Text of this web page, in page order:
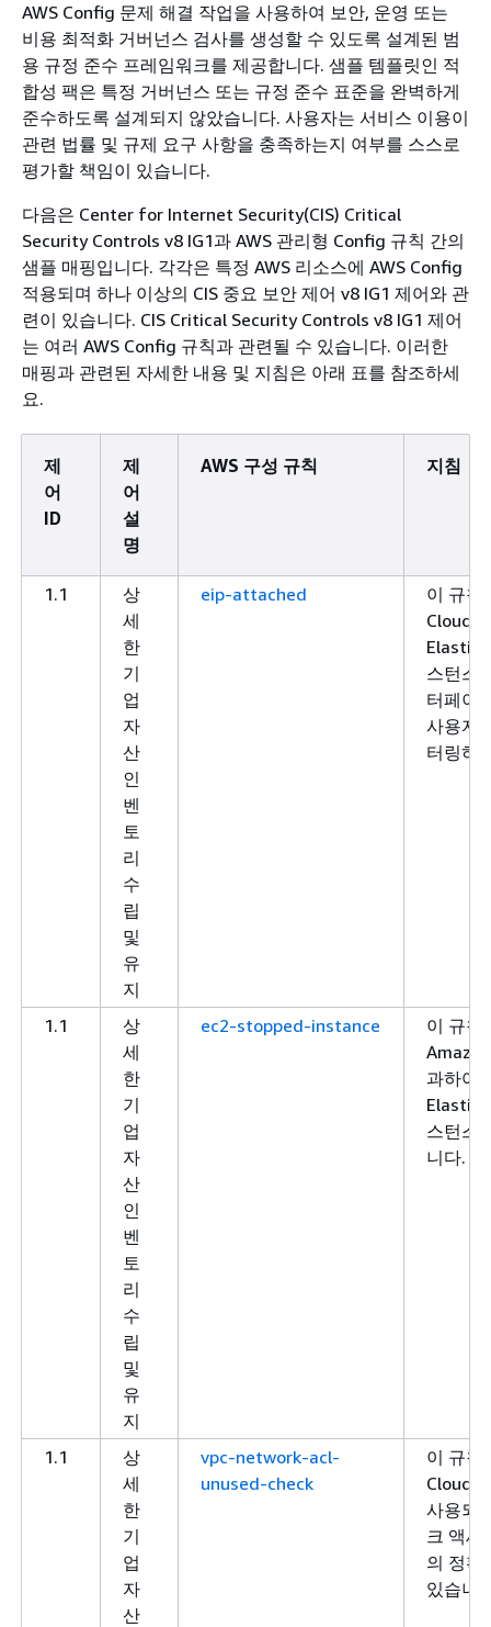
AWS Config 문제 해결 작업을 사용하여 보안, 운영 또는
비용 최적화 거버넌스 검사를 생성할 수 있도록 설계된 범
용 규정 준수 프레임워크를 제공합니다. 샘플 템플릿인 적
합성 팩은 특정 거버넌스 또는 규정 준수 표준을 완벽하게
준수하도록 설계되지 않았습니다. 사용자는 서비스 이용이
관련 법률 및 규제 요구 사항을 충족하는지 여부를 스스로
평가할 책임이 있습니다.
다음은 Center for Internet Security(CIS) Critical
Security Controls v8 IG1과 AWS 관리형 Config 규칙 간의
샘플 매핑입니다. 각각은 특정 AWS 리소스에 AWS Config
적용되며 하나 이상의 CIS 중요 보안 제어 v8 IG1 제어와 관
련이 있습니다. CIS Critical Security Controls v8 IG1 제어
는 여러 AWS Config 규칙과 관련될 수 있습니다. 이러한
매핑과 관련된 자세한 내용 및 지침은 아래 표를 참조하세
요.
제
어
ID
제
어
설
명
AWS 구성 규칙 지침
1.1
상
세
한
기
업
자
산
인
벤
토
리
수
립
및
유
지
eip-attached
이 규칙
Elastic
스턴스
터페이
사용자
터링하
1.1
상
세
한
기
업
자
산
인
벤
토
리
수
립
및
유
지
ec2-stopped-instance
이 규칙
과하여
Elastic
스턴스
니다.
1.1
상
세
한
기
업
자
산
vpc-network-acl-
unused-check
이 규칙
사용되
크 액세
의 정확
있습니